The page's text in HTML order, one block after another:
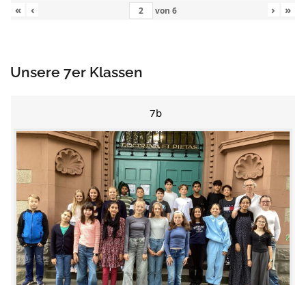
«
‹ von 6 › »
Unsere 7er Klassen
7b